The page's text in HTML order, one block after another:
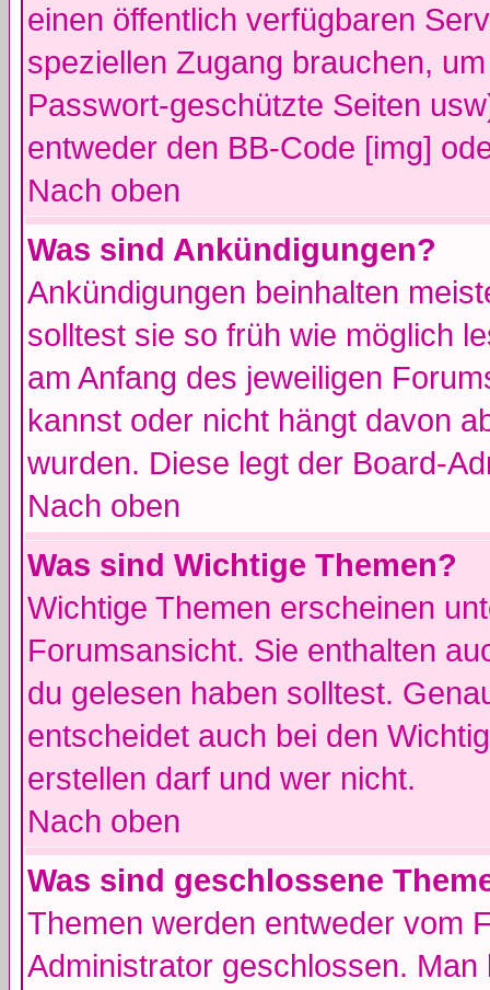
einen öffentlich verfügbaren
speziellen Zugang brauchen,
Passwort-geschützte Seiten
entweder den BB-Code [img]
Nach oben
Was sind Ankündigungen?
Ankündigungen beinhalten
solltest sie so früh wie möglich
am Anfang des jeweiligen
kannst oder nicht hängt davon
wurden. Diese legt der Board-
Nach oben
Was sind Wichtige Themen?
Wichtige Themen erscheinen
Forumsansicht. Sie enthalten
du gelesen haben solltest.
entscheidet auch bei den
erstellen darf und wer nicht.
Nach oben
Was sind geschlossene
Themen werden entweder vom
Administrator geschlossen.